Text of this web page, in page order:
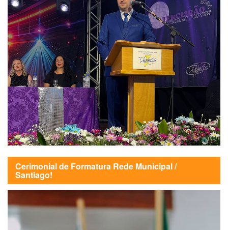
Cerimonial de Formatura Rede Municipal /
Santiago!